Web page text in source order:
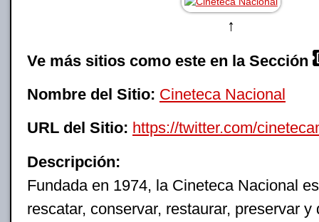
↑
Ve más sitios como este en la Sección
Nombre del Sitio: Cineteca Nacional
URL del Sitio: https://twitter.com/
Descripción:
Fundada en 1974, la Cineteca Nacional
rescatar, conservar, restaurar, preservar y